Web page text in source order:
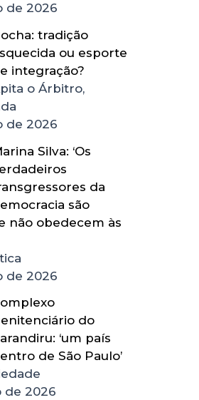
de 2026
tradição
ou esporte
integração?
o Árbitro,
de 2026
Silva: ‘Os
da
são
não obedecem às
de 2026
do
‘um país
de São Paulo’
de 2026